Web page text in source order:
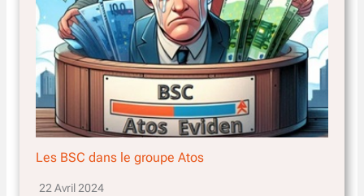
Les BSC dans le groupe Atos
22 Avril 2024